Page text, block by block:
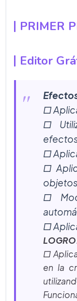
PRIMER
Editor
□
□
□
□
□
□
□
en la